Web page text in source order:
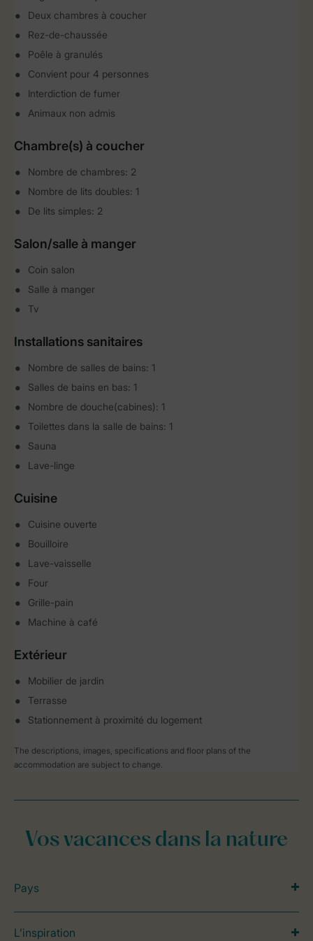
Deux chambres à coucher
Rez-de-chaussée
Poêle à granulés
Convient pour 4 personnes
Interdiction de fumer
Animaux non admis
Chambre(s) à coucher
Nombre de chambres: 2
Nombre de lits doubles: 1
De lits simples: 2
Salon/salle à manger
Coin salon
Salle à manger
Tv
Installations sanitaires
Nombre de salles de bains: 1
Salles de bains en bas: 1
Nombre de douche(cabines): 1
Toilettes dans la salle de bains: 1
Sauna
Lave-linge
Cuisine
Cuisine ouverte
Bouilloire
Lave-vaisselle
Four
Grille-pain
Machine à café
Extérieur
Mobilier de jardin
Terrasse
Stationnement à proximité du logement
The descriptions, images, specifications and floor plans of the
accommodation are subject to change.
Vos vacances dans la nature
Pays
L’inspiration